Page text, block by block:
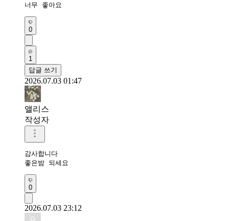
너무 좋아요
0
1
답글 쓰기
2026.07.03 01:47
앨리스
작성자
감사합니다
좋은밤 되세요
0
2026.07.03 23:12